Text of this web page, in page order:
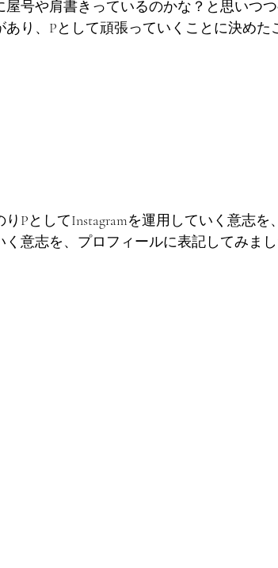
屋号や肩書きっているのかな？と思いつ
あり、Pとして頑張っていくことに決めた
りPとしてInstagramを運用していく意志
く意志を、プロフィールに表記してみま